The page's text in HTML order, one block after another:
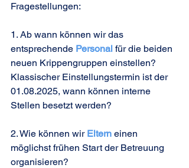
Fragestellungen:
1. Ab wann können wir das
entsprechende Personal für die beiden
neuen Krippengruppen einstellen?
Klassischer Einstellungstermin ist der
01.08.2025, wann können interne
Stellen besetzt werden?
2. Wie können wir Eltern einen
möglichst frühen Start der Betreuung
organisieren?